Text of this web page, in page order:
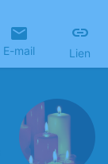
E-mail Lien